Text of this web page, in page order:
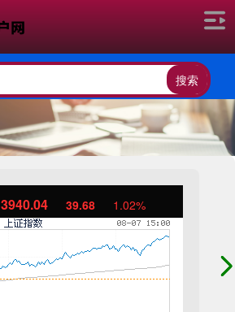
搜索
3940.04 39.68 1.02%